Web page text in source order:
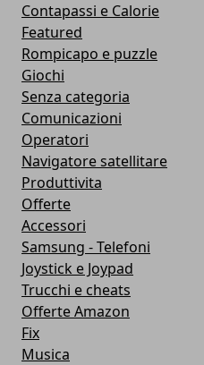
Contapassi e Calorie
Featured
Rompicapo e puzzle
Giochi
Senza categoria
Comunicazioni
Operatori
Navigatore satellitare
Produttivita
Offerte
Accessori
Samsung - Telefoni
Joystick e Joypad
Trucchi e cheats
Offerte Amazon
Fix
Musica